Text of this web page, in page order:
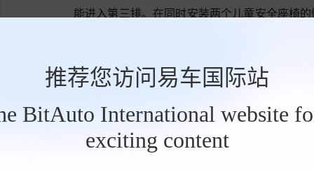
推荐您访问易车国际站
BitAuto International website
exciting content
能进入第三排。在同时安装两个儿童安全座椅
最后是NVH与乘坐环境。第三排往往更靠
动和热舒适度可能进一步放大不适感。方盒子
路面振动，这些在第二排尚可接受的特性，到
吐槽的根源不在于绝对空间尺寸，而在于“